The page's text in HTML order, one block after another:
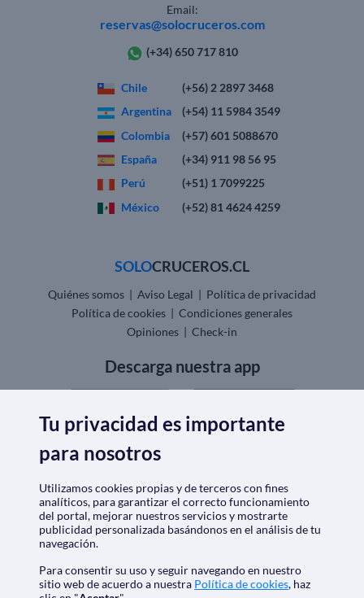
Email:
reservas@solocruceros.com
(+34) 650 717 810
Chile
(+56) 2 2897 3468
Argentina
(+54) 11 5984 3549
Colombia
(+57) 601 5088670
España
(+34) 911 98 56 95
Perú
(+51) 1 7099225
México
(+52) 81 4624 4259
SOLOCRUCEROS.CL
Quiénes somos | Aviso Legal | Política de privacidad
Política de cookies | Condiciones generales
Opiniones | Check-in
Descarga nuestra app
Tu privacidad es importante
para nosotros
Utilizamos cookies propias y de terceros con fines
analíticos, para garantizar el correcto funcionamiento
del portal, mejorar nuestros servicios y mostrarte
publicidad personalizada basándonos en el análisis de tu
navegación.
Para consentir su uso y seguir navegando en nuestro
sitio web de acuerdo a nuestra Política de cookies, haz